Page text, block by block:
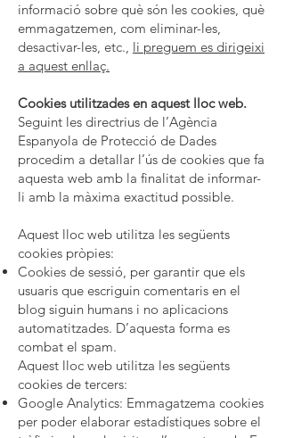
informació sobre què són les cookies, què
emmagatzemen, com eliminar-les,
desactivar-les, etc., li preguem es dirigeixi
a aquest enllaç.
Cookies utilitzades en aquest lloc web.
Seguint les directrius de l’Agència
Espanyola de Protecció de Dades
procedim a detallar l’ús de cookies que fa
aquesta web amb la finalitat de informar-
li amb la màxima exactitud possible.
Aquest lloc web utilitza les següents
cookies pròpies:
Cookies de sessió, per garantir que els
usuaris que escriguin comentaris en el
blog siguin humans i no aplicacions
automatitzades. D’aquesta forma es
combat el spam.
Aquest lloc web utilitza les següents
cookies de tercers:
Google Analytics: Emmagatzema cookies
per poder elaborar estadístiques sobre el